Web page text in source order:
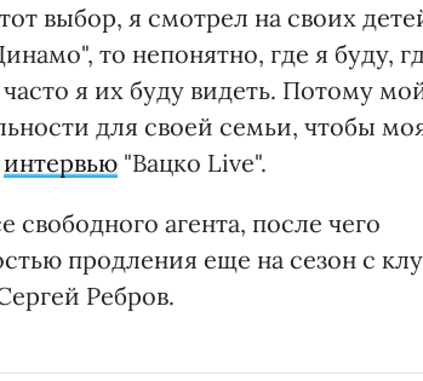
выбор, я смотрел на своих
то непонятно, где я буду,
я их буду видеть. Потому
для своей семьи, чтобы
интервью "Вацко Live".
агента, после чего
продления еще на сезон с
Ребров.